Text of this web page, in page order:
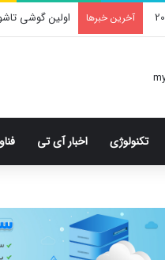
آخرین خبرها اولین گوشی
تکنولوژی اخبار آی تی